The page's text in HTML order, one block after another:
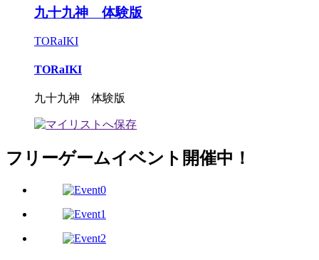
九十九神 体験版
TORaIKI
TORaIKI
九十九神 体験版
フリーゲームイベント開催中！